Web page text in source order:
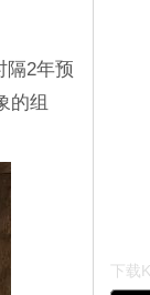
隔2年预
的组
下载